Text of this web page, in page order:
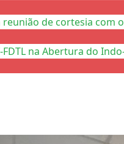
reunião de cortesia
na Abertura do